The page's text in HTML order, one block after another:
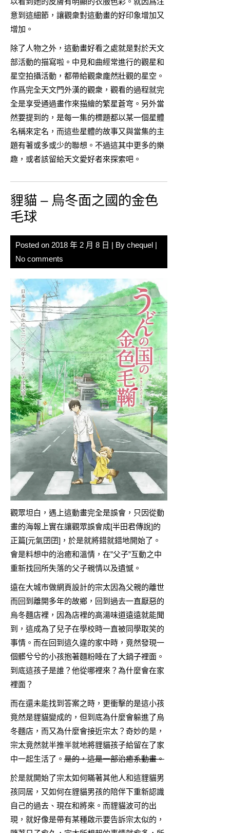
意到這細節，讓觀衆對這動畫的好印象增加又
增加。
除了人物之外，這動畫好看之處就是對於天文
部活動的描寫啦。中見和曲經常進行的觀星和
星空拍攝活動，都帶給觀衆龐然壯觀的星空。
作爲完全天文門外漢的觀衆，觀看的過程就完
全是享受通過畫作來描繪的繁星蒼穹。另外當
然要提到的，是每一集的標題都以某一個星體
名稱來定名，而這些星體的故事又與當集的主
題有著或多或少的聯想。不過這其中更多的樂
趣，或者該留給天文愛好者來探索吧。
貍貓 – 烏冬面之國的金色
毛球
Posted on 2018 年 2 月 8 日 | By chequel |
No comments
觀眾坦白，遇上這動畫完全是誤會，只因從動
畫的海報上實在讓觀眾誤會成[半田君傳說]的
正篇[元氣囝囝]，於是就將錯就錯地開始了。
會是料想中的治癒和溫情，在”父子”互動之中
重新找回所失落的父子親情以及遺憾。
遠在大城市做網頁設計的宗太因為父親的離世
而回到離開多年的故鄉，回到過去一直厭惡的
烏冬麵店裡，因為店裡的高湯味道遠遠就能聞
到，這成為了兒子在學校時一直被同學取笑的
事情。而在回到這久違的家中時，竟然發現一
個髒兮兮的小孩抱著麵粉睡在了大鍋子裡面。
到底這孩子是誰？他從哪裡來？為什麼會在家
裡面？
而在還未能找到答案之時，更衝擊的是這小孩
竟然是貍貓變成的，但到底為什麼會躲進了烏
冬麵店，而又為什麼會接近宗太？奇妙的是，
宗太竟然就半推半就地將貍貓孩子給留在了家
中一起生活了。 是的，這是一部治癒系動畫。
於是就開始了宗太如何瞞著其他人和這貍貓男
孩同居，又如何在貍貓男孩的陪伴下重新認識
自己的過去、現在和將來。而貍貓波可的出
現，就好像是帶有某種啟示要告訴宗太似的，